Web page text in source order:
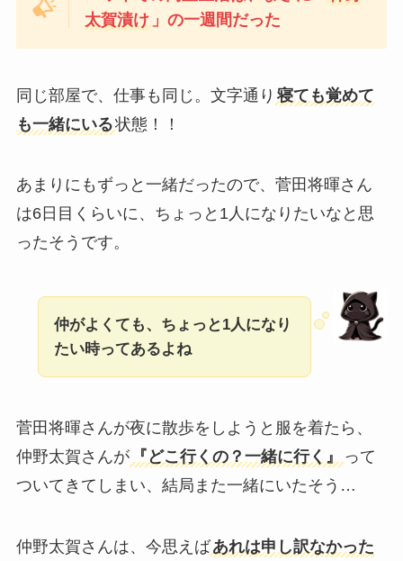
太賀漬け 」の一週間だった
同じ部屋で、仕事も同じ。文字通り 寝ても覚めて
も一緒にいる状態！！
あまりにもずっと一緒だったので、菅田将暉さん
は6日目くらいに、ちょっと1人になりたいなと思
ったそうです。
仲がよくても、ちょっと1人になり
たい時ってあるよね
菅田将暉さんが夜に散歩をしようと服を着たら、
仲野太賀さんが 『どこ行くの？一緒に行く』
って
ついてきてしまい、結局また一緒にいたそう…
仲野太賀さんは、今思えばあれは申し訳なかった